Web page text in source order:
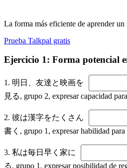
La forma más eficiente de aprender un
Prueba Talkpal gratis
Ejercicio 1: Forma potencial
1. 明日、友達と映画を
見る, grupo 2, expresar capacidad para
2. 彼は漢字をたくさん
書く, grupo 1, expresar habilidad para
3. 私は毎日早く家に
る, grupo 1, expresar posibilidad de